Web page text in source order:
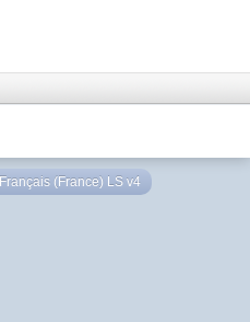
Français (France) LS v4